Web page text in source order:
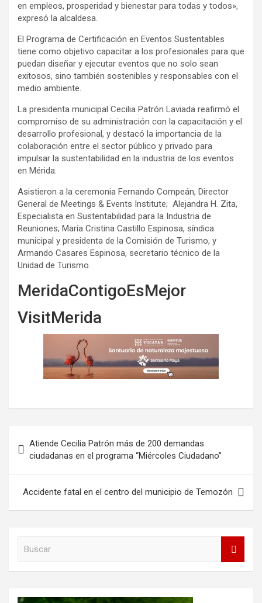
en empleos, prosperidad y bienestar para todas y todos»,
expresó la alcaldesa.
El Programa de Certificación en Eventos Sustentables
tiene como objetivo capacitar a los profesionales para que
puedan diseñar y ejecutar eventos que no solo sean
exitosos, sino también sostenibles y responsables con el
medio ambiente.
La presidenta municipal Cecilia Patrón Laviada reafirmó el
compromiso de su administración con la capacitación y el
desarrollo profesional, y destacó la importancia de la
colaboración entre el sector público y privado para
impulsar la sustentabilidad en la industria de los eventos
en Mérida.
Asistieron a la ceremonia Fernando Compeán, Director
General de Meetings & Events Institute; Alejandra H. Zita,
Especialista en Sustentabilidad para la Industria de
Reuniones; María Cristina Castillo Espinosa, síndica
municipal y presidenta de la Comisión de Turismo, y
Armando Casares Espinosa, secretario técnico de la
Unidad de Turismo.
MeridaContigoEsMejor
VisitMerida
de
entradas
Atiende Cecilia Patrón más de 200 demandas
ciudadanas en el programa “Miércoles Ciudadano”
Accidente fatal en el centro del municipio de Temozón